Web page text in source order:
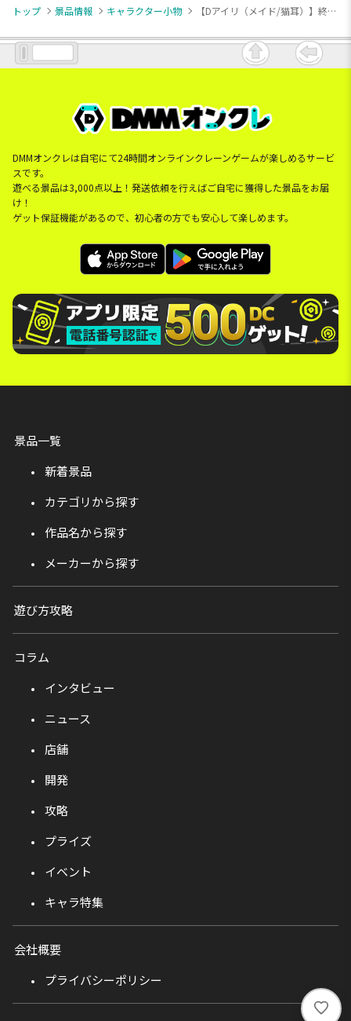
トップ 景品情報 キャラクター小物 【Dアイリ（メイド/猫耳）】終末ツーリング ふぁぶぬい
DMMオンクレは自宅にて24時間オンラインクレーンゲームが楽しめるサービ
スです。
遊べる景品は3,000点以上！発送依頼を行えばご自宅に獲得した景品をお届
け！
ゲット保証機能があるので、初心者の方でも安心して楽しめます。
い
景品一覧
新着景品
カテゴリから探す
作品名から探す
メーカーから探す
遊び方攻略
コラム
インタビュー
ニュース
店舗
開発
攻略
プライズ
イベント
キャラ特集
会社概要
プライバシーポリシー